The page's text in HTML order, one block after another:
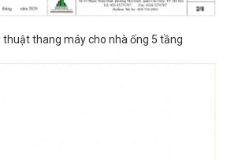
thuật thang máy cho nhà ống 5 tầng